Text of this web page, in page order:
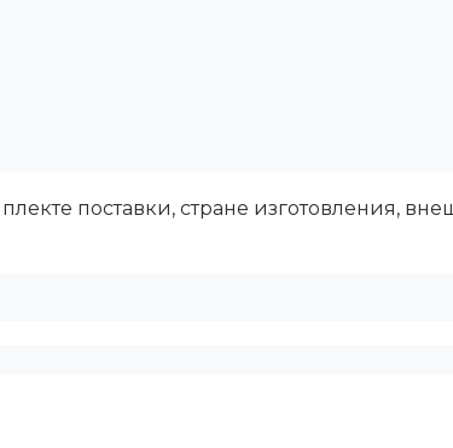
поставки, стране изготовления,